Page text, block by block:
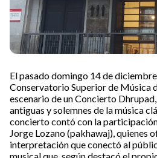
El pasado domingo 14 de
Conservatorio Superior de Música
escenario de un Concierto
antiguas y solemnes de la música
concierto contó con la
Jorge Lozano (pakhawaj), quienes
interpretación que conectó al
musical que, según destacó el